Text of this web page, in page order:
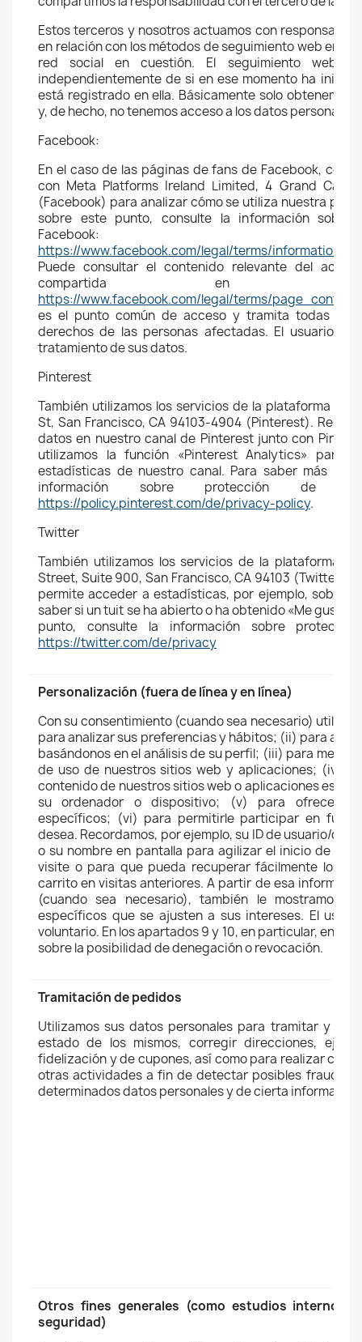
Estos terceros y nosotros actuamos con
en relación con los métodos de seguimiento web
red social en cuestión. El seguimiento web
independientemente de si en ese momento ha
está registrado en ella. Básicamente solo obtenemos
y, de hecho, no tenemos acceso a los datos personales.
Facebook:
En el caso de las páginas de fans de Facebook,
con Meta Platforms Ireland Limited, 4 Grand
(Facebook) para analizar cómo se utiliza nuestra
sobre este punto, consulte la información
Facebook:
https://www.facebook.com/legal/terms/
Puede consultar el contenido relevante del
compartida en
https://www.facebook.com/legal/terms/
es el punto común de acceso y tramita todas las
derechos de las personas afectadas. El usuario
tratamiento de sus datos.
Pinterest
También utilizamos los servicios de la plataforma de
St, San Francisco, CA 94103-4904 (Pinterest).
datos en nuestro canal de Pinterest junto con
utilizamos la función «Pinterest Analytics» para
estadísticas de nuestro canal. Para saber más
información sobre protección de
https://policy.pinterest.com/de/privacy-policy.
Twitter
También utilizamos los servicios de la plataforma
Street, Suite 900, San Francisco, CA 94103 (Twitter).
permite acceder a estadísticas, por ejemplo, sobre
saber si un tuit se ha abierto o ha obtenido «Me
punto, consulte la información sobre
https://twitter.com/de/privacy
Personalización (fuera de línea y en línea)
Con su consentimiento (cuando sea necesario)
para analizar sus preferencias y hábitos; (ii) para
basándonos en el análisis de su perfil; (iii) para
de uso de nuestros sitios web y aplicaciones; (iv)
contenido de nuestros sitios web o aplicaciones esté
su ordenador o dispositivo; (v) para ofrecerle
específicos; (vi) para permitirle participar en
desea. Recordamos, por ejemplo, su ID de usuario/
o su nombre en pantalla para agilizar el inicio de
visite o para que pueda recuperar fácilmente los
carrito en visitas anteriores. A partir de esa
(cuando sea necesario), también le mostramos
específicos que se ajusten a sus intereses. El uso
voluntario. En los apartados 9 y 10, en particular,
sobre la posibilidad de denegación o revocación.
Tramitación de pedidos
Utilizamos sus datos personales para tramitar y
estado de los mismos, corregir direcciones,
fidelización y de cupones, así como para realizar
otras actividades a fin de detectar posibles fraudes.
determinados datos personales y de cierta
Otros fines generales (como estudios internos
seguridad)